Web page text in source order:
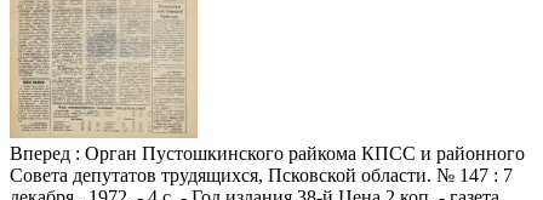
Вперед : Орган Пустошкинского райкома КПСС и районного
Совета депутатов трудящихся, Псковской области. № 147 : 7